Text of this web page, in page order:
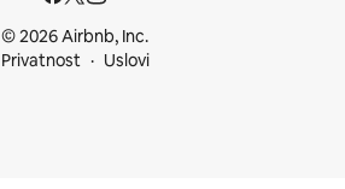
© 2026 Airbnb, Inc.
Privatnost
Uslovi